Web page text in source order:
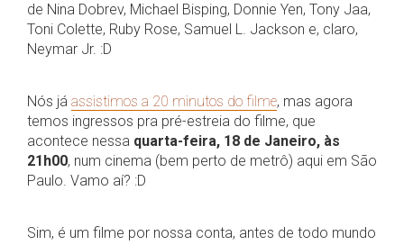
de Nina Dobrev, Michael Bisping, Donnie Yen, Tony Jaa,
Toni Colette, Ruby Rose, Samuel L. Jackson e, claro,
Neymar Jr. :D
Nós já assistimos a 20 minutos do filme, mas agora
temos ingressos pra pré-estreia do filme, que
acontece nessa quarta-feira, 18 de Janeiro, às
21h00, num cinema (bem perto de metrô) aqui em São
Paulo. Vamo aí? :D
Sim, é um filme por nossa conta, antes de todo mundo